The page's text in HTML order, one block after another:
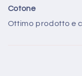
Cotone
Ottimo prodotto e